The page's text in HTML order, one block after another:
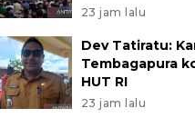
23 jam lalu
Dev Tatiratu:
Tembagapura
HUT RI
23 jam lalu